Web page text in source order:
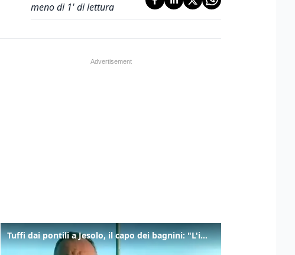
meno di 1' di lettura
Tuffi dai pontili a Jesolo, il capo dei bagnini: "L'impegno di tutti per evitare altre tragedie"